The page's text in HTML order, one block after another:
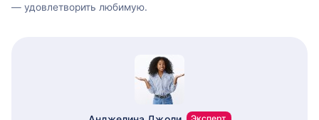
— удовлетворить любимую.